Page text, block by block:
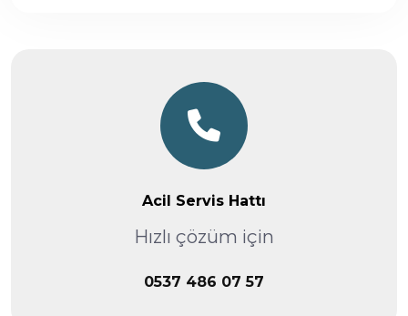
Acil Servis Hattı
Hızlı çözüm için
0537 486 07 57